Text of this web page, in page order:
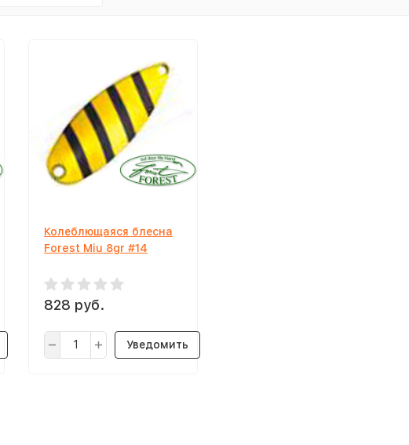
Колеблющаяся блесна
Forest Miu 8gr #14
828 руб.
Уведомить